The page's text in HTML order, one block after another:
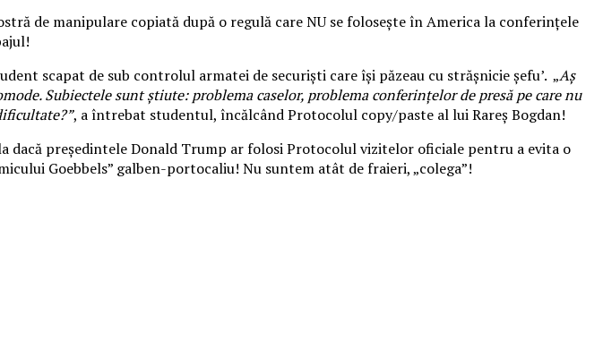
de manipulare copiată după o regulă care NU se folosește în America la conferințele
scapat de sub controlul armatei de securiști care își păzeau cu strășnicie șefu’. „Aş
Subiectele sunt ştiute: problema caselor, problema conferințelor de presă pe care nu
, a întrebat studentul, încălcând Protocolul copy/paste al lui Rareș Bogdan!
dacă președintele Donald Trump ar folosi Protocolul vizitelor oficiale pentru a evita o
Goebbels” galben-portocaliu! Nu suntem atât de fraieri, „colega”!